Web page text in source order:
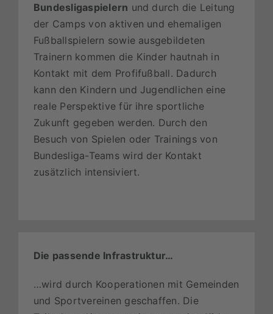
Bundesligaspielern und durch die Leitung
der Camps von aktiven und ehemaligen
Fußballspielern sowie ausgebildeten
Trainern kommen die Kinder hautnah in
Kontakt mit dem Profifußball. Dadurch
kann den Kindern und Jugendlichen eine
reale Perspektive für ihre sportliche
Zukunft gegeben werden. Durch den
Besuch von Spielen oder Trainings von
Bundesliga-Teams wird der Kontakt
zusätzlich intensiviert.
Die passende Infrastruktur…
…wird durch Kooperationen mit Gemeinden
und Sportvereinen geschaffen. Die